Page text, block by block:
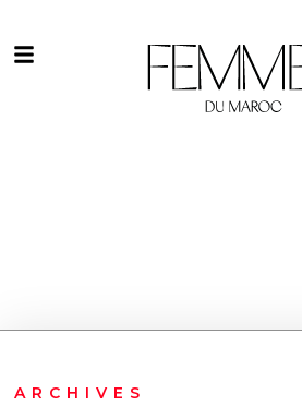
ARCHIVES